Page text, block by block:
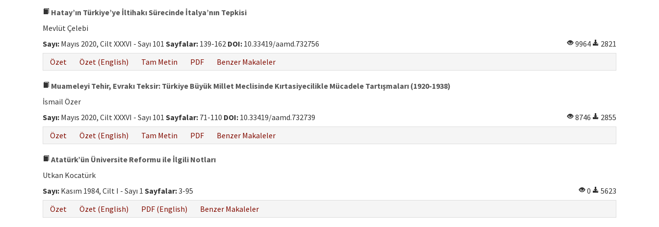
Hatay’ın Türkiye’ye İltihakı Sürecinde İtalya’nın Tepkisi
Mevlüt Çelebi
Sayı: Mayıs 2020, Cilt XXXVI - Sayı 101 Sayfalar: 139-162 DOI: 10.33419/aamd.732756 9964
2821
Özet
Özet (English) Tam Metin PDF Benzer Makaleler
Muameleyi Tehir, Evrakı Teksir: Türkiye Büyük Millet Meclisinde Kırtasiyecilikle Mücadele Tartışmaları (1920-1938)
İsmail Özer
Sayı: Mayıs 2020, Cilt XXXVI - Sayı 101 Sayfalar: 71-110 DOI: 10.33419/aamd.732739 8746
2855
Özet
Özet (English) Tam Metin PDF Benzer Makaleler
Atatürk’ün Üniversite Reformu ile İlgili Notları
Utkan Kocatürk
Sayı: Kasım 1984, Cilt I - Sayı 1 Sayfalar:3-95 0
5623
Özet
Özet (English) PDF (English) Benzer Makaleler